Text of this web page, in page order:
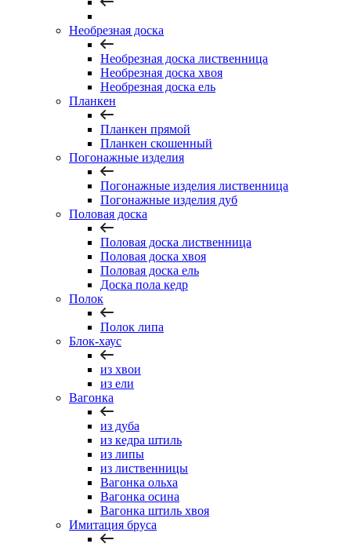
Необрезная доска
Необрезная доска лиственница
Необрезная доска хвоя
Необрезная доска ель
Планкен
Планкен прямой
Планкен скошенный
Погонажные изделия
Погонажные изделия лиственница
Погонажные изделия дуб
Половая доска
Половая доска лиственница
Половая доска хвоя
Половая доска ель
Доска пола кедр
Полок
Полок липа
Блок-хаус
из хвои
из ели
Вагонка
из дуба
из кедра штиль
из липы
из лиственницы
Вагонка ольха
Вагонка осина
Вагонка штиль хвоя
Имитация бруса